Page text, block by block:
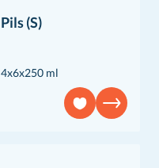
Pils (S)
4x6x250 ml